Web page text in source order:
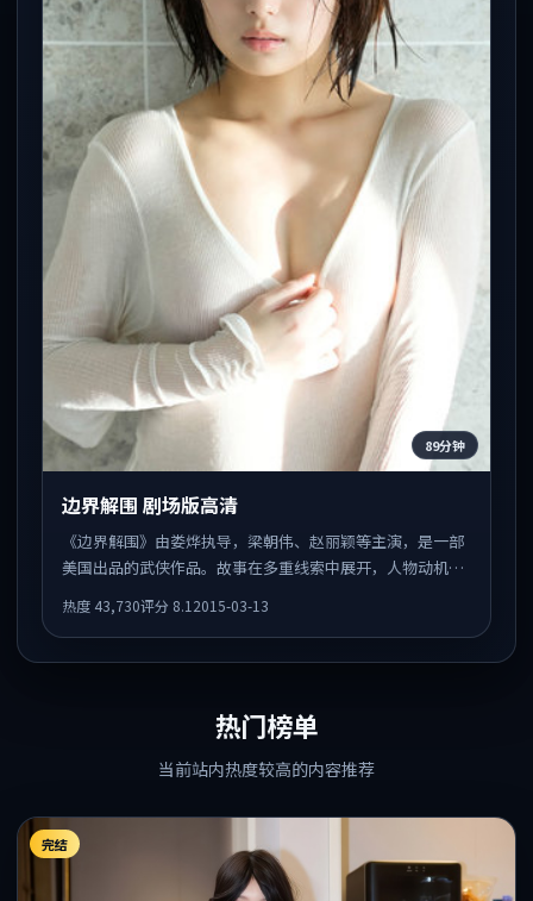
89分钟
边界解围 剧场版高清
《边界解围》由娄烨执导，梁朝伟、赵丽颖等主演，是一部
美国出品的武侠作品。故事在多重线索中展开，人物动机与
众。
热度 43,730评分 8.1 2015-03-13
热门榜单
当前站内热度较高的内容推荐
完结